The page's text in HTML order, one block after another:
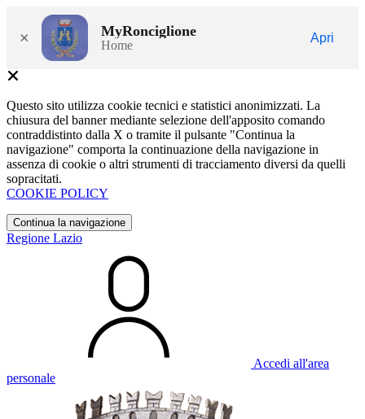
× MyRonciglione
Home
Apri
Questo sito utilizza cookie tecnici e statistici anonimizzati. La
chiusura del banner mediante selezione dell'apposito comando
contraddistinto dalla X o tramite il pulsante "Continua la
navigazione" comporta la continuazione della navigazione in
assenza di cookie o altri strumenti di tracciamento diversi da quelli
sopracitati.
COOKIE POLICY
Continua la navigazione
Regione Lazio
Accedi all'area
personale